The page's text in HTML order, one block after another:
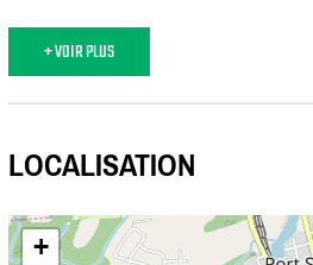
+ VOIR PLUS
LOCALISATION
+